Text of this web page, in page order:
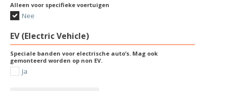
Alleen voor specifieke voertuigen
Nee
EV (Electric Vehicle)
Speciale banden voor electrische auto’s. Mag ook
gemonteerd worden op non EV.
Ja